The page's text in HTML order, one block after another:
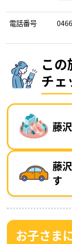
電話番号
こ
チェ
藤
藤
す
お子さま